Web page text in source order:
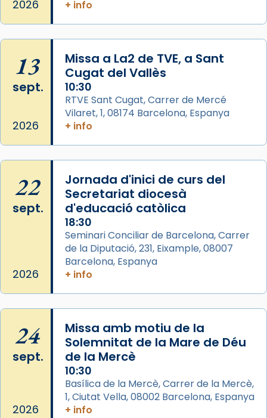
Josep Omella, ha presidit la missa i l’ha
concelebrat el bisbe auxiliar de Barcelona,
Mons. David Abadías.
📸 Dr. G. Simón
View on Facebook · Share
Arquebisbat de Barcelona
Memòria de les santes Juliana i
Semproniana, verges i màrtirs.
Acompanyant la història de sant Cugat, a
partir de l’Edat Mitjana sorgeix la tradició
que les santes Juliana (“relatiu a Júlia”) i
Semproniana (“relatiu a Semprònia =
eterna”) són deixebles seves. I l’any 1667, el
frare Joan Gaspar Roig, afirma en una obra
Foto
View on Facebook · Share
2026
+ info
13
sept.
2026
Missa a La2 de TVE, a Sant
Cugat del Vallès
10:30
RTVE Sant Cugat, Carrer de Mercé
Vilaret, 1, 08174 Barcelona, Espanya
+ info
22
sept.
2026
Jornada d'inici de curs del
Secretariat diocesà
d'educació catòlica
18:30
Seminari Conciliar de Barcelona, Carrer
de la Diputació, 231, Eixample, 08007
Barcelona, Espanya
+ info
24
sept.
2026
Missa amb motiu de la
Solemnitat de la Mare de Déu
de la Mercè
10:30
Basílica de la Mercè, Carrer de la Mercè,
1, Ciutat Vella, 08002 Barcelona, Espanya
+ info